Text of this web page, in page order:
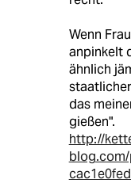
Wenn
anpinkelt
ähnlich
das
gießen".
http://